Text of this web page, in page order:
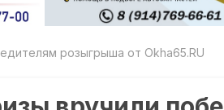
розыгрыша от Okha65.RU